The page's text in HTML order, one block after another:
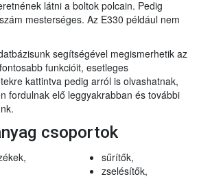
látni a boltok polcain. Pedig
mesterséges. Az E330 például nem
segítségével megismerhetik az
funkcióit, esetleges
kattintva pedig arról is olvashatnak,
fordulnak elő leggyakrabban és további
csoportok
sűrítők,
zselésítők,